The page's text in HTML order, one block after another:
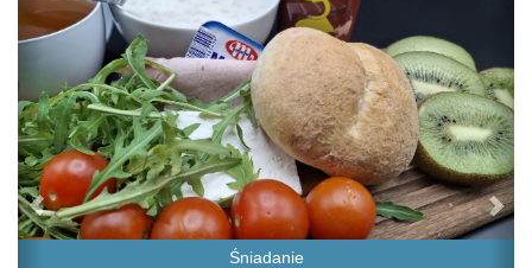
Śniadanie